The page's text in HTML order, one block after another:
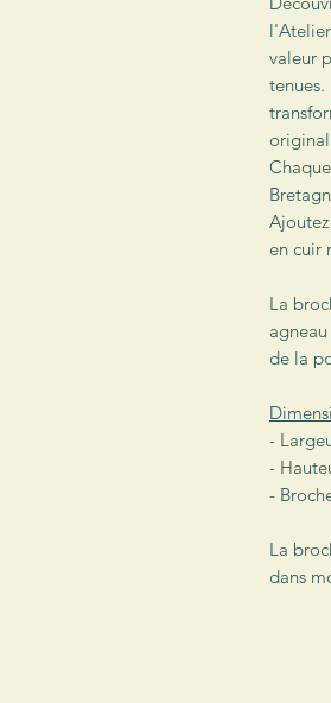
valeur
en cuir
La
de la
-
-
-
La
dans